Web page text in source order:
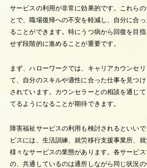
サービスの利用が非常に効果的です。これら
とで、職場復帰への不安を軽減し、自分に合
ることができます。特にうつ病から回復を目
せず段階的に進めることが重要です。
まず、ハローワークでは、キャリアカウンセ
て、自分のスキルや適性に合った仕事を見つ
されています。カウンセラーとの相談を通じ
てるようになることが期待できます。
障害福祉サービスの利用も検討されるといい
ビスには、生活訓練、就労移行支援事業所、
様々なサービスの業態があります。各サービ
の、共通しているのは通所しながら同じ状況